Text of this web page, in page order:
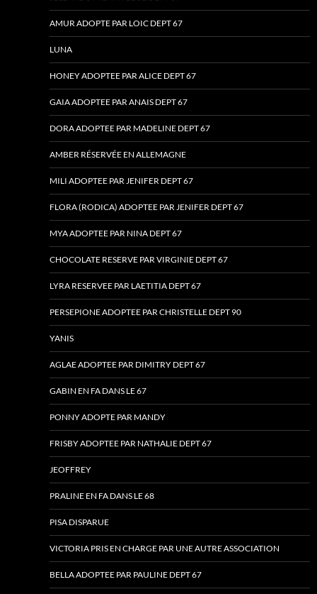
AMUR ADOPTE PAR LOIC DEPT 67
LUNA
HONEY ADOPTEE PAR ALICE DEPT 67
GAIA ADOPTEE PAR ANAIS DEPT 67
DORA ADOPTEE PAR MADELINE DEPT 67
AMBER RÉSERVÉE EN ALLEMAGNE
MILI ADOPTEE PAR JENIFER DEPT 67
FLORA (RODICA) ADOPTEE PAR JENIFER DEPT 67
MYA ADOPTEE PAR NINA DEPT 67
CHOCOLATE RESERVE PAR VIRGINIE DEPT 67
LYRA RESERVEE PAR LAETITIA DEPT 67
PERSEPIONE ADOPTEE PAR CHRISTELLE DEPT 90
YANIS
AGLAE ADOPTEE PAR DIMITRY DEPT 67
GABIN EN FA DANS LE 67
PONNY ADOPTE PAR MANDY
FRISBY ADOPTEE PAR NATHALIE DEPT 67
JEOFFREY
PRALINE EN FA DANS LE 68
PISA DISPARUE
VICTORIA PRIS EN CHARGE PAR UNE AUTRE ASSOCIATION
BELLA ADOPTEE PAR PAULINE DEPT 67